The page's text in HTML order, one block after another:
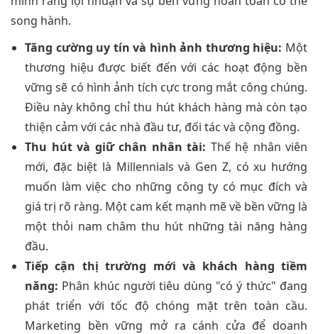
song hành.
Tăng cường uy tín và hình ảnh thương hiệu: Một
thương hiệu được biết đến với các hoạt động bền
vững sẽ có hình ảnh tích cực trong mắt công chúng.
Điều này không chỉ thu hút khách hàng mà còn tạo
thiện cảm với các nhà đầu tư, đối tác và cộng đồng.
Thu hút và giữ chân nhân tài: Thế hệ nhân viên
mới, đặc biệt là Millennials và Gen Z, có xu hướng
muốn làm việc cho những công ty có mục đích và
giá trị rõ ràng. Một cam kết mạnh mẽ về bền vững là
một thỏi nam châm thu hút những tài năng hàng
đầu.
Tiếp cận thị trường mới và khách hàng tiềm
năng: Phân khúc người tiêu dùng "có ý thức" đang
phát triển với tốc độ chóng mặt trên toàn cầu.
Marketing bền vững mở ra cánh cửa để doanh